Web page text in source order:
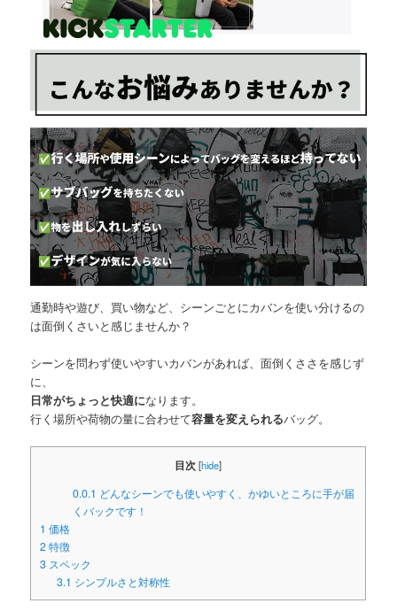
通勤時や遊び、買い物など、シーンごとにカバンを使い分けるの
は面倒くさいと感じませんか？
シーンを問わず使いやすいカバンがあれば、面倒くささを感じず
に、
日常がちょっと快適になります。
行く場所や荷物の量に合わせて容量を変えられるバッグ。
目次[hide]
0.0.1 どんなシーンでも使いやすく、かゆいところに手が届
くバックです！
1 価格
2特徴
3 スペック
3.1 シンプルさと対称性